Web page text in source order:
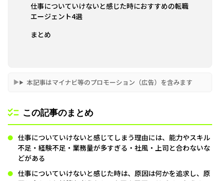
仕事についていけないと感じた時におすすめの転職
エージェント4選
まとめ
本記事はマイナビ等のプロモーション（広告）を含みます
この記事のまとめ
仕事についていけないと感じてしまう理由には、能力やスキル
不足・経験不足・業務量が多すぎる・社風・上司と合わないな
どがある
仕事についていけないと感じた時は、原因は何かを追求し、原